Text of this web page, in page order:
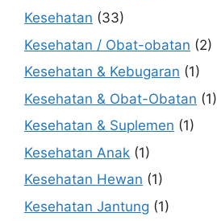
Kesehatan (33)
Kesehatan / Obat-obatan (2)
Kesehatan & Kebugaran (1)
Kesehatan & Obat-Obatan (1)
Kesehatan & Suplemen (1)
Kesehatan Anak (1)
Kesehatan Hewan (1)
Kesehatan Jantung (1)